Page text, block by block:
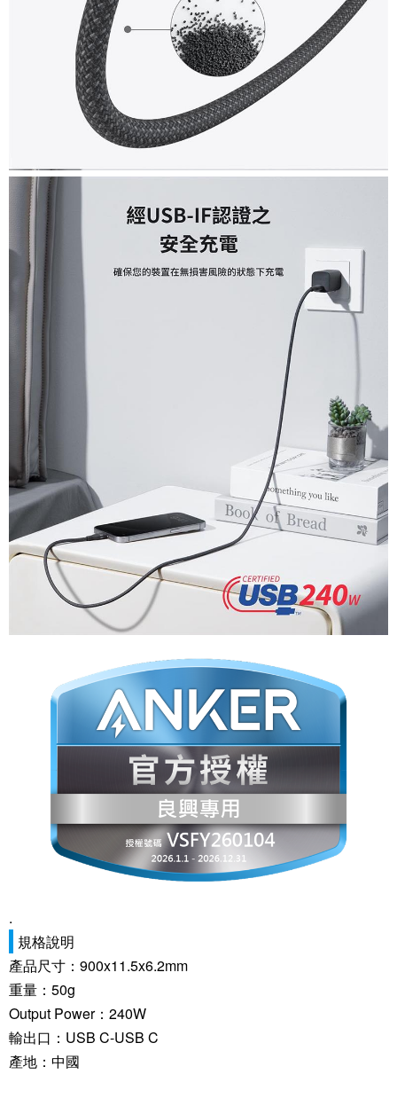
.
規格說明
產品尺寸：900x11.5x6.2mm
重量：50g
Output Power：240W
輸出口：USB C-USB C
產地：中國